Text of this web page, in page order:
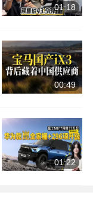
01:18
00:49
01:22